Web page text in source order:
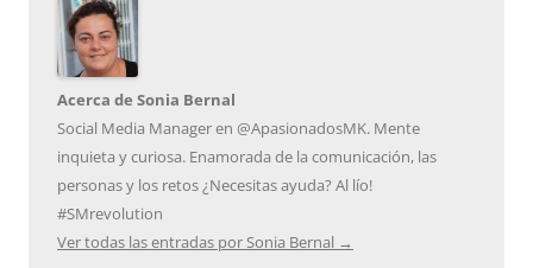
Acerca de Sonia Bernal
Social Media Manager en @ApasionadosMK. Mente
inquieta y curiosa. Enamorada de la comunicación, las
personas y los retos ¿Necesitas ayuda? Al lío!
#SMrevolution
Ver todas las entradas por Sonia Bernal →